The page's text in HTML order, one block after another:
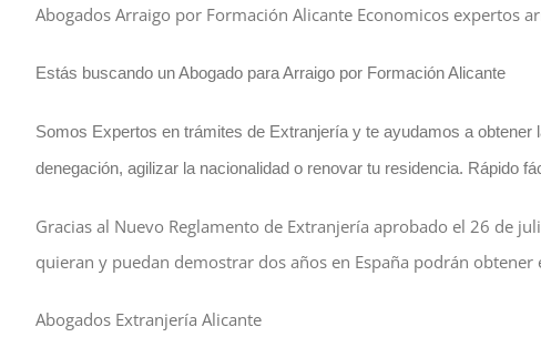
Abogados Arraigo por Formación Alicante Economicos expertos
Estás buscando un Abogado para Arraigo por Formación Alicante
Somos Expertos en trámites de Extranjería y te ayudamos a
denegación, agilizar la nacionalidad o renovar tu residencia. Rápido
Gracias al Nuevo Reglamento de Extranjería aprobado el 26 de
quieran y puedan demostrar dos años en España podrán
Abogados Extranjería Alicante